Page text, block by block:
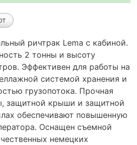
ричтрак Lema с кабиной.
2 тонны и высоту
Эффективен для работы на
системой хранения и
грузопотока. Прочная
защитной крыши и защитной
обеспечивают повышенную
Оснащен съемной
немецких